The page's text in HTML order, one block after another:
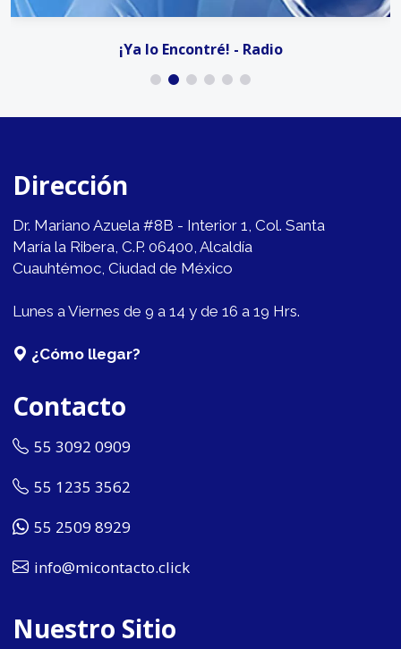
¡Ya lo Encontré! - Radio
Dirección
Dr. Mariano Azuela #8B - Interior 1, Col. Santa
María la Ribera, C.P. 06400, Alcaldía
Cuauhtémoc, Ciudad de México
Lunes a Viernes de 9 a 14 y de 16 a 19 Hrs.
¿Cómo llegar?
Contacto
55 3092 0909
55 1235 3562
55 2509 8929
info@micontacto.click
Nuestro Sitio